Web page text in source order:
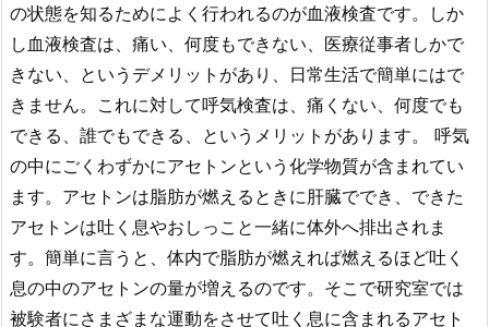
の状態を知るためによく行われるのが血液検査です。しか
し血液検査は、痛い、何度もできない、医療従事者しかで
きない、というデメリットがあり、日常生活で簡単にはで
きません。これに対して呼気検査は、痛くない、何度でも
できる、誰でもできる、というメリットがあります。 呼気
の中にごくわずかにアセトンという化学物質が含まれてい
ます。アセトンは脂肪が燃えるときに肝臓ででき、できた
アセトンは吐く息やおしっこと一緒に体外へ排出されま
す。簡単に言うと、体内で脂肪が燃えれば燃えるほど吐く
息の中のアセトンの量が増えるのです。そこで研究室では
被験者にさまざまな運動をさせて吐く息に含まれるアセト